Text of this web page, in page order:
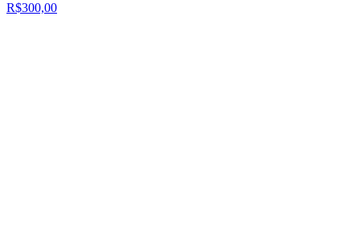
R$300,00